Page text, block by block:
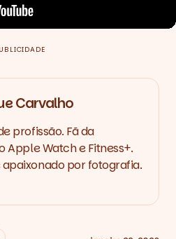
Carvalho
profissão. Fã da
Apple Watch e Fitness+.
por fotografia.